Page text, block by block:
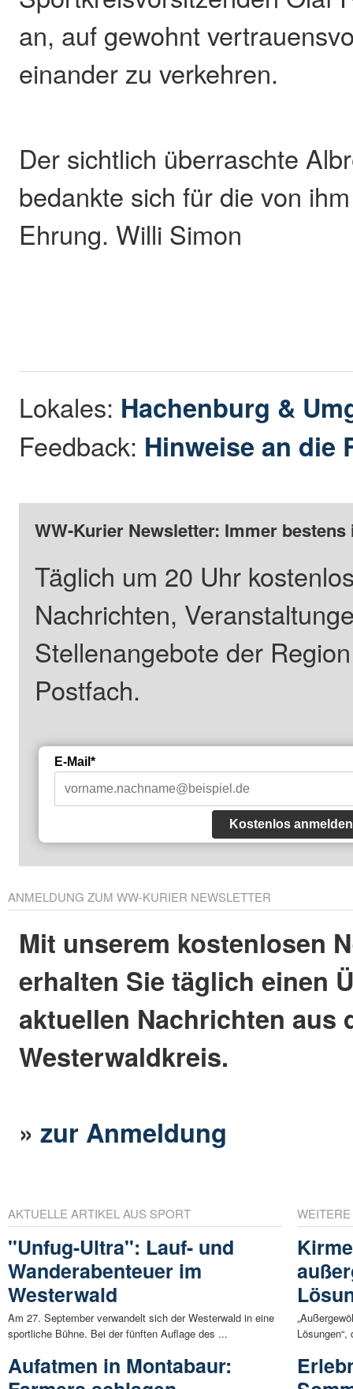
an, auf gewohnt
einander zu verkehren.
Der sichtlich überraschte
bedankte sich für die von
Ehrung. Willi Simon
Lokales: Hachenburg &
Feedback: Hinweise an die
WW-Kurier Newsletter: Immer
Täglich um 20 Uhr
Nachrichten,
Stellenangebote der
Postfach.
E-Mail*
Kostenlos anmelden
ANMELDUNG ZUM WW-KURIER NEWSLETTER
Mit unserem kostenlosen
erhalten Sie täglich einen
aktuellen Nachrichten aus
Westerwaldkreis.
»zur Anmeldung
AKTUELLE ARTIKEL AUS SPORT
"Unfug-Ultra": Lauf- und
Wanderabenteuer im
Westerwald
Am 27. September verwandelt sich der Westerwald in eine
sportliche Bühne. Bei der fünften Auflage des ...
Aufatmen in Montabaur: